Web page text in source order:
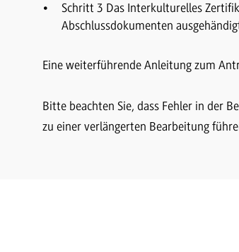
Schritt 3 Das Interkulturelles
Abschlussdokumenten
Eine weiterführende Anleitung zum
Bitte beachten Sie, dass Fehler in der
zu einer verlängerten Bearbeitung